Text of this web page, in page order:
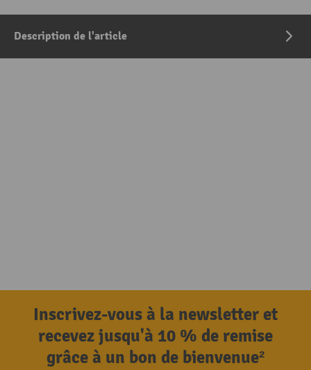
Description de l'article
Inscrivez-vous à la newsletter et
recevez jusqu'à 10 % de remise
grâce à un bon de bienvenue²